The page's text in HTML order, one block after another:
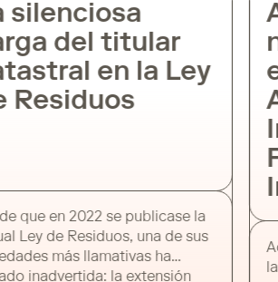
silenciosa
del titular
en la Ley
Residuos
que en 2022 se publicase la
Ley de Residuos, una de sus
más llamativas ha
inadvertida: la extensión